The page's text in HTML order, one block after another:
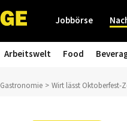
Jobbörse
Arbeitswelt Food
Gastronomie Wirt lässt Oktoberfest-